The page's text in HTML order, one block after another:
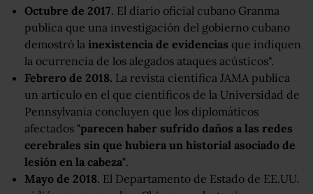
Octubre de 2017. El diario oficial cubano Granma
publica que una investigación del gobierno cubano
demostró la inexistencia de evidencias que indiquen
la ocurrencia de los alegados ataques acústicos".
Febrero de 2018. La revista científica JAMA publica
un artículo en el que científicos de la Universidad de
Pennsylvania concluyen que los diplomáticos
afectados "parecen haber sufrido daños a las redes
cerebrales sin que hubiera un historial asociado de
lesión en la cabeza".
Mayo de 2018. El Departamento de Estado de EE.UU.